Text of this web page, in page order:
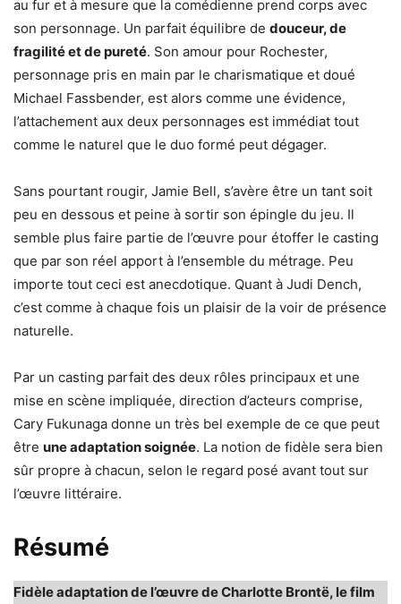
au fur et à mesure que la comédienne prend corps avec
son personnage. Un parfait équilibre de douceur, de
fragilité et de pureté. Son amour pour Rochester,
personnage pris en main par le charismatique et doué
Michael Fassbender, est alors comme une évidence,
l’attachement aux deux personnages est immédiat tout
comme le naturel que le duo formé peut dégager.
Sans pourtant rougir, Jamie Bell, s’avère être un tant soit
peu en dessous et peine à sortir son épingle du jeu. Il
semble plus faire partie de l’œuvre pour étoffer le casting
que par son réel apport à l’ensemble du métrage. Peu
importe tout ceci est anecdotique. Quant à Judi Dench,
c’est comme à chaque fois un plaisir de la voir de présence
naturelle.
Par un casting parfait des deux rôles principaux et une
mise en scène impliquée, direction d’acteurs comprise,
Cary Fukunaga donne un très bel exemple de ce que peut
être une adaptation soignée. La notion de fidèle sera bien
sûr propre à chacun, selon le regard posé avant tout sur
l’œuvre littéraire.
Résumé
Fidèle adaptation de l’œuvre de Charlotte Brontë, le film